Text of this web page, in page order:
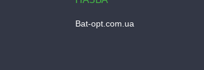
Bat-opt.com.ua